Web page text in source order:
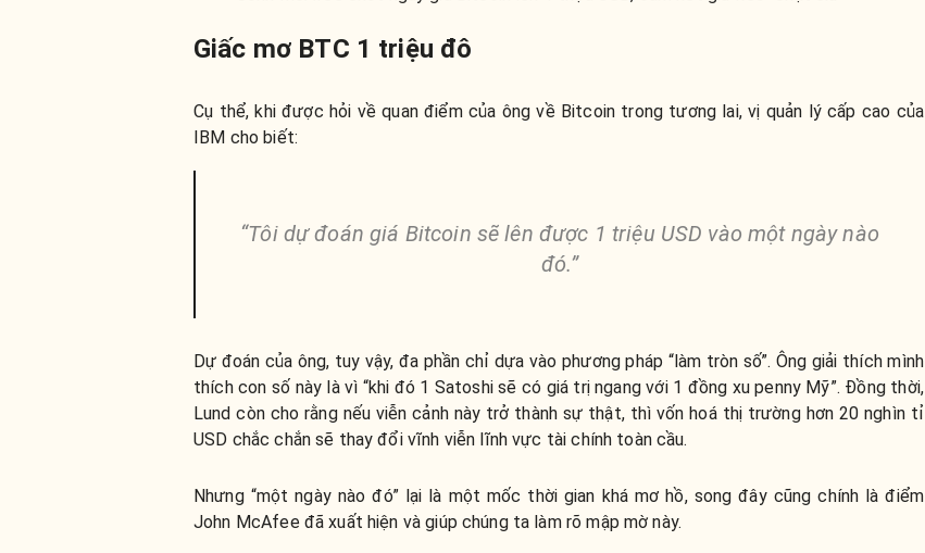
Giấc mơ BTC 1 triệu đô
Cụ thể, khi được hỏi về quan điểm của ông về Bitcoin trong tương lai, vị quản lý cấp cao của
IBM cho biết:
“Tôi dự đoán giá Bitcoin sẽ lên được 1 triệu USD vào một ngày nào
đó.”
Dự đoán của ông, tuy vậy, đa phần chỉ dựa vào phương pháp “làm tròn số”. Ông giải thích mình
thích con số này là vì “khi đó 1 Satoshi sẽ có giá trị ngang với 1 đồng xu penny Mỹ”. Đồng thời,
Lund còn cho rằng nếu viễn cảnh này trở thành sự thật, thì vốn hoá thị trường hơn 20 nghìn tỉ
USD chắc chắn sẽ thay đổi vĩnh viễn lĩnh vực tài chính toàn cầu.
Nhưng “một ngày nào đó” lại là một mốc thời gian khá mơ hồ, song đây cũng chính là điểm
John McAfee đã xuất hiện và giúp chúng ta làm rõ mập mờ này.